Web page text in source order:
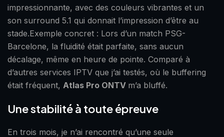
impressionnante, avec des couleurs vibrantes et un
son surround 5.1 qui donnait l’impression d’être au
stade.Exemple concret : Lors d’un match PSG-
Barcelone, la fluidité était parfaite, sans aucun
décalage, même en heure de pointe. Comparé à
d’autres services IPTV que j’ai testés, où le buffering
était fréquent, Atlas Pro ONTV m’a bluffé.
Une stabilité à toute épreuve
En trois mois, je n’ai rencontré qu’une seule